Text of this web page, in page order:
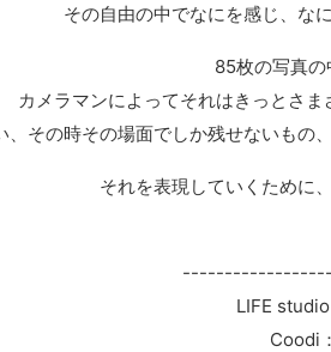
その自由の中でなにを感じ、な
85枚の写真の
カメラマンによってそれはきっとさま
、その時その場面でしか残せないもの
それを表現していくために
LIFE
Coodi